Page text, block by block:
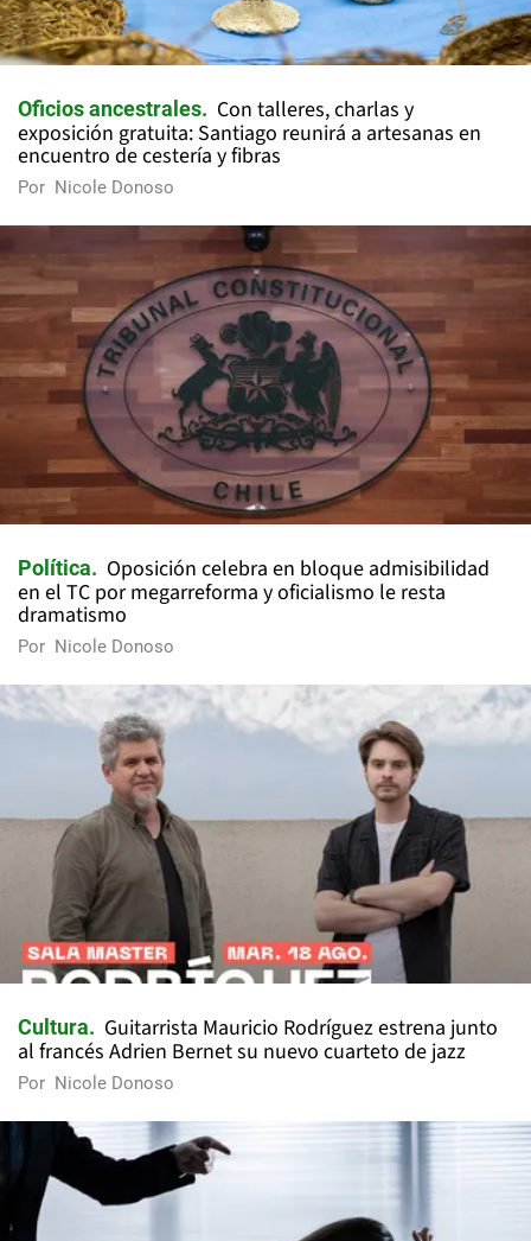
Oficios ancestrales
Con talleres, charlas y
exposición gratuita: Santiago reunirá a artesanas en
encuentro de cestería y fibras
Por Nicole Donoso
Política
Oposición celebra en bloque admisibilidad
en el TC por megarreforma y oficialismo le resta
dramatismo
Por Nicole Donoso
Cultura
Guitarrista Mauricio Rodríguez estrena junto
al francés Adrien Bernet su nuevo cuarteto de jazz
Por Nicole Donoso